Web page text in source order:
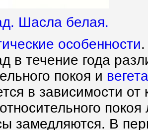
Шасла белая.
особенности
в течение года
покоя и
в зависимости
замедляются. В